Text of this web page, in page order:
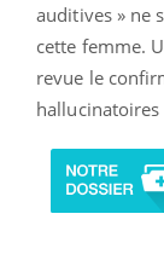
auditives » ne
cette femme.
revue le